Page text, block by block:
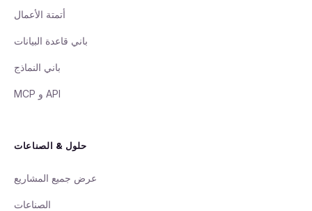
أتمتة الأعمال
باني قاعدة البيانات
باني النماذج
API و MCP
حلول & الصناعات
عرض جميع المشاريع
الصناعات